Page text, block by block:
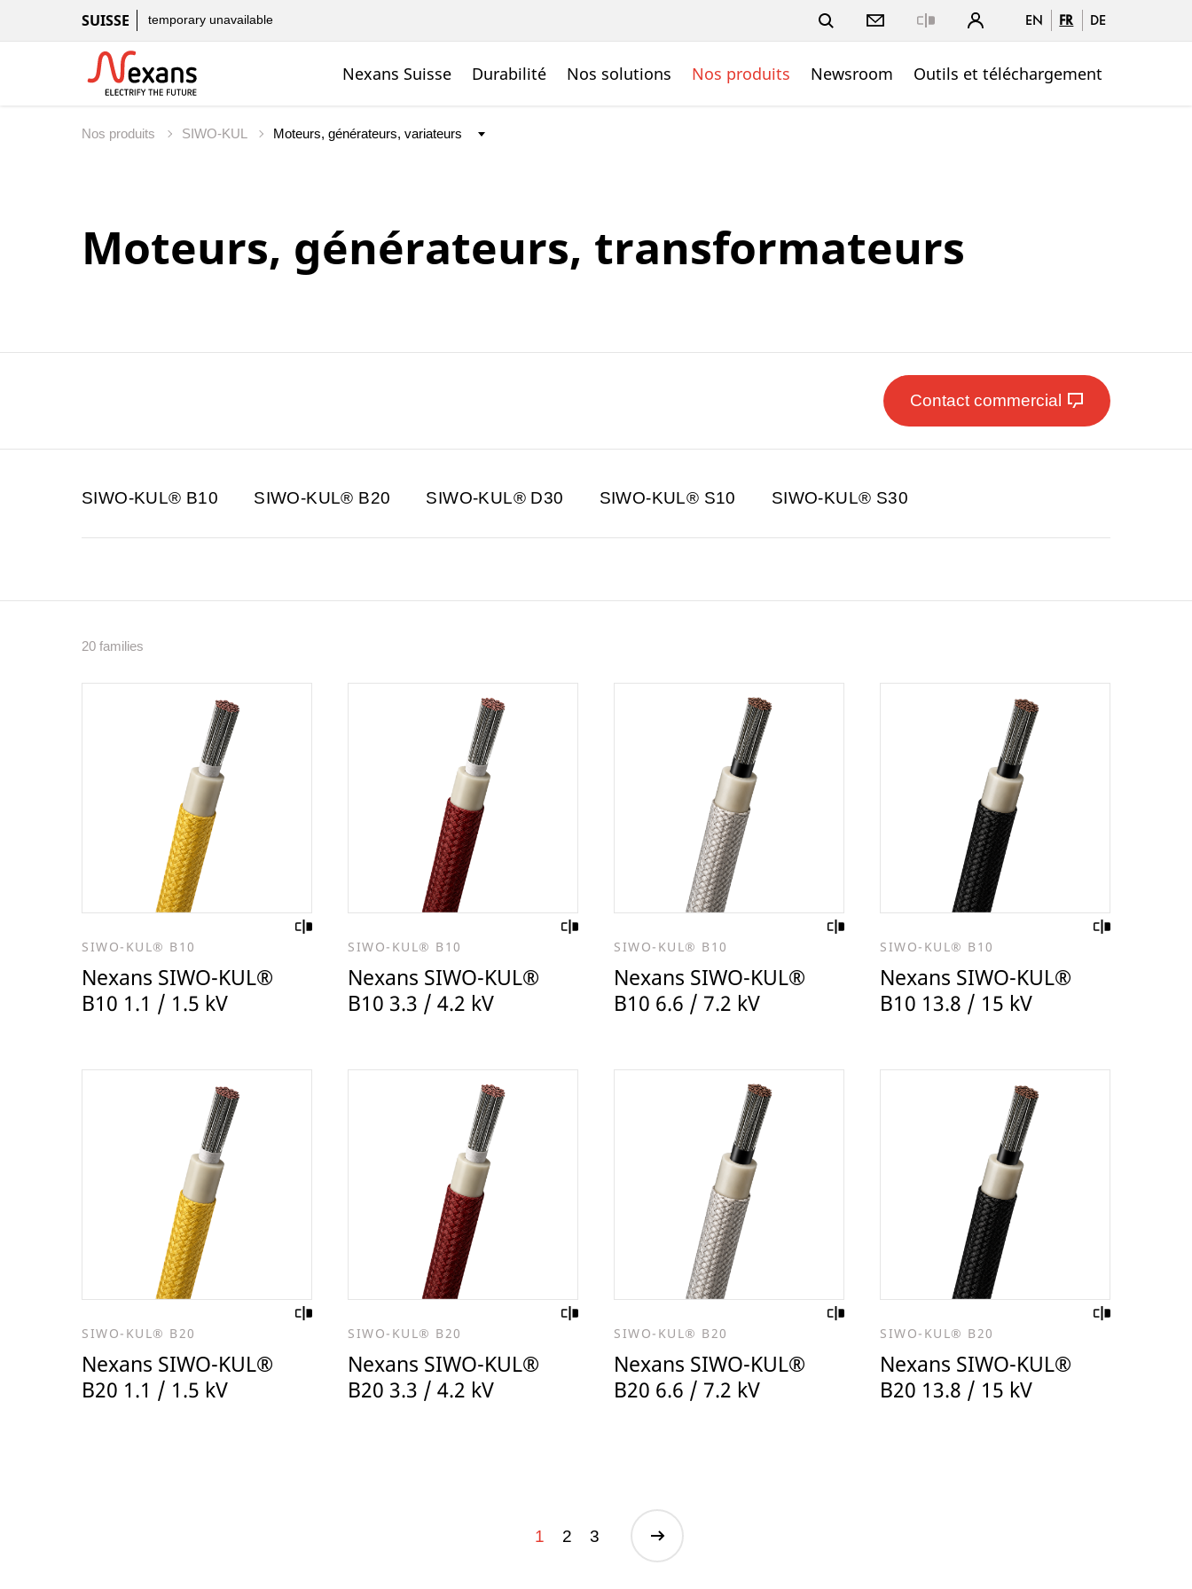
SUISSE temporary unavailable EN FR DE
Nexans Suisse Durabilité Nos solutions Nos produits Newsroom Outils et téléchargement
Nos produits SIWO-KUL
Moteurs, générateurs, transformateurs
Contact commercial
SIWO-KUL® B10 SIWO-KUL® B20 SIWO-KUL® D30 SIWO-KUL® S10 SIWO-KUL® S30
20 families
SIWO-KUL® B10
Nexans SIWO-KUL®
B10 1.1 / 1.5 kV
SIWO-KUL® B10
Nexans SIWO-KUL®
B10 3.3 / 4.2 kV
SIWO-KUL® B10
Nexans SIWO-KUL®
B10 6.6 / 7.2 kV
SIWO-KUL® B10
Nexans SIWO-KUL®
B10 13.8 / 15 kV
SIWO-KUL® B20
Nexans SIWO-KUL®
B20 1.1 / 1.5 kV
SIWO-KUL® B20
Nexans SIWO-KUL®
B20 3.3 / 4.2 kV
SIWO-KUL® B20
Nexans SIWO-KUL®
B20 6.6 / 7.2 kV
SIWO-KUL® B20
Nexans SIWO-KUL®
B20 13.8 / 15 kV
1 2 3